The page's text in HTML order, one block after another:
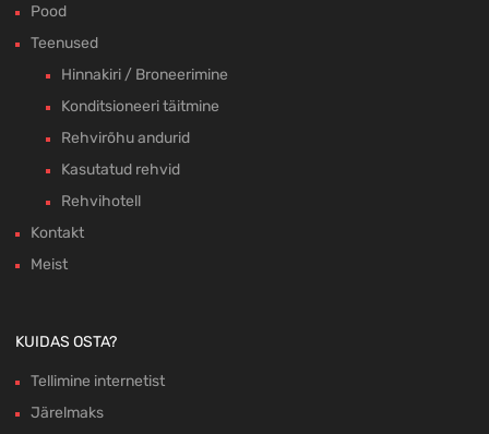
Pood
Teenused
Hinnakiri / Broneerimine
Konditsioneeri täitmine
Rehvirõhu andurid
Kasutatud rehvid
Rehvihotell
Kontakt
Meist
KUIDAS OSTA?
Tellimine internetist
Järelmaks